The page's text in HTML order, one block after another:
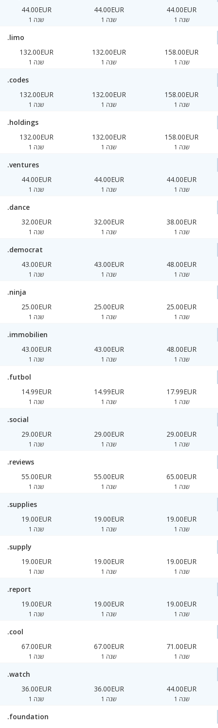
44.00EUR
1 שנה
44.00EUR
1 שנה
44.00EUR
1 שנה
.limo
132.00EUR
1 שנה
132.00EUR
1 שנה
158.00EUR
1 שנה
.codes
132.00EUR
1 שנה
132.00EUR
1 שנה
158.00EUR
1 שנה
.holdings
132.00EUR
1 שנה
132.00EUR
1 שנה
158.00EUR
1 שנה
.ventures
44.00EUR
1 שנה
44.00EUR
1 שנה
44.00EUR
1 שנה
.dance
32.00EUR
1 שנה
32.00EUR
1 שנה
38.00EUR
1 שנה
.democrat
43.00EUR
1 שנה
43.00EUR
1 שנה
48.00EUR
1 שנה
.ninja
25.00EUR
1 שנה
25.00EUR
1 שנה
25.00EUR
1 שנה
.immobilien
43.00EUR
1 שנה
43.00EUR
1 שנה
48.00EUR
1 שנה
.futbol
14.99EUR
1 שנה
14.99EUR
1 שנה
17.99EUR
1 שנה
.social
29.00EUR
1 שנה
29.00EUR
1 שנה
29.00EUR
1 שנה
.reviews
55.00EUR
1 שנה
55.00EUR
1 שנה
65.00EUR
1 שנה
.supplies
19.00EUR
1 שנה
19.00EUR
1 שנה
19.00EUR
1 שנה
.supply
19.00EUR
1 שנה
19.00EUR
1 שנה
19.00EUR
1 שנה
.report
19.00EUR
1 שנה
19.00EUR
1 שנה
19.00EUR
1 שנה
.cool
67.00EUR
1 שנה
67.00EUR
1 שנה
71.00EUR
1 שנה
.watch
36.00EUR
1 שנה
36.00EUR
1 שנה
44.00EUR
1 שנה
.foundation